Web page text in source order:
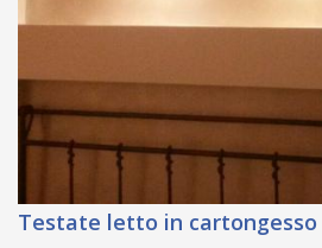
Testate letto in cartongesso